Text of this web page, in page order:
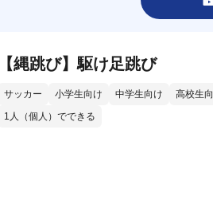
【縄跳び】駆け足跳び
サッカー 小学生向け 中学生向け 高校生
1人（個人）でできる